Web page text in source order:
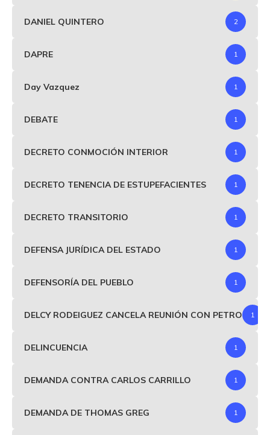
DANIEL QUINTERO 2
DAPRE 1
Day Vazquez 1
DEBATE 1
DECRETO CONMOCIÓN INTERIOR 1
DECRETO TENENCIA DE ESTUPEFACIENTES 1
DECRETO TRANSITORIO 1
DEFENSA JURÍDICA DEL ESTADO 1
DEFENSORÍA DEL PUEBLO 1
DELCY RODEIGUEZ CANCELA REUNIÓN CON PETRO 1
DELINCUENCIA 1
DEMANDA CONTRA CARLOS CARRILLO 1
DEMANDA DE THOMAS GREG 1